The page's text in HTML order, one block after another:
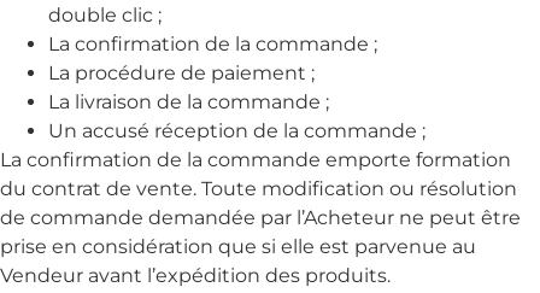
double clic ;
La confirmation de la commande ;
La procédure de paiement ;
La livraison de la commande ;
Un accusé réception de la commande ;
La confirmation de la commande emporte formation
du contrat de vente. Toute modification ou résolution
de commande demandée par l’Acheteur ne peut être
prise en considération que si elle est parvenue au
Vendeur avant l’expédition des produits.